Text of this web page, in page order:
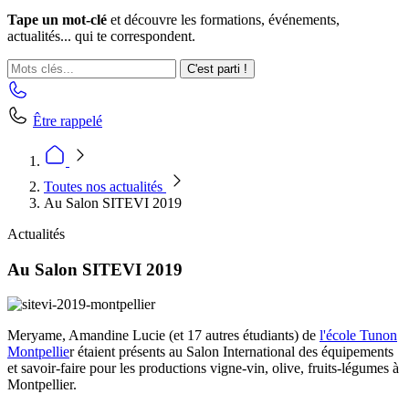
Tape un mot-clé et découvre les formations, événements,
actualités... qui te correspondent.
C'est parti !
Être rappelé
Toutes nos actualités
Au Salon SITEVI 2019
Actualités
Au Salon SITEVI 2019
Meryame, Amandine Lucie (et 17 autres étudiants) de l'école Tunon
Montpellier étaient présents au Salon International des équipements
et savoir-faire pour les productions vigne-vin, olive, fruits-légumes à
Montpellier.